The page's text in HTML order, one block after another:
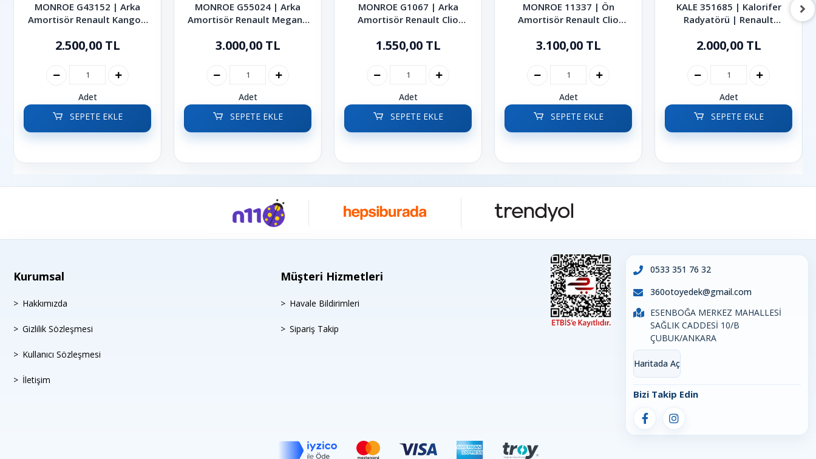
MONROE G43152 | Arka
Amortisör Renault Kangoo
2.500,00 TL
Adet
SEPETE EKLE
MONROE G55024 | Arka
Amortisör Renault Megane
3.000,00 TL
Adet
SEPETE EKLE
MONROE G1067 | Arka
Amortisör Renault Clio
1.550,00 TL
Adet
SEPETE EKLE
MONROE 11337 | Ön
Amortisör Renault Clio
3.100,00 TL
Adet
SEPETE EKLE
KALE 351685 | Kalorifer
Radyatörü | Renault
2.000,00 TL
Adet
SEPETE EKLE
Kurumsal
Hakkımızda
Gizlilik Sözleşmesi
Kullanıcı Sözleşmesi
İletişim
Müşteri Hizmetleri
Havale Bildirimleri
Sipariş Takip
0533 351 76 32
360otoyedek@gmail.com
ESENBOĞA MERKEZ MAHALLESİ
SAĞLIK CADDESİ 10/B
ÇUBUK/ANKARA
Haritada Aç
Bizi Takip Edin